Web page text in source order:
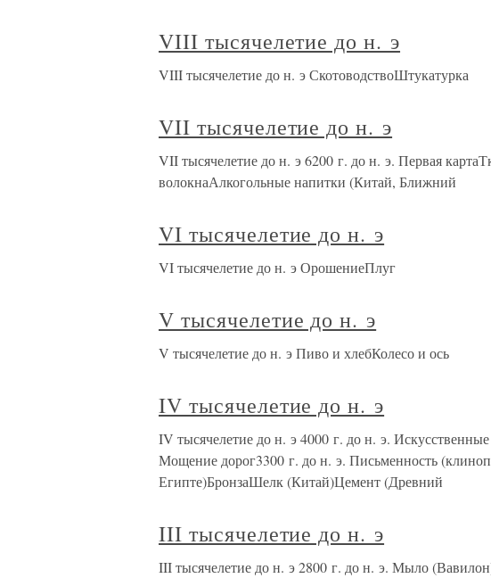
VIII тысячелетие до н. э
VIII тысячелетие до н. э СкотоводствоШтукатурка
VII тысячелетие до н. э
VII тысячелетие до н. э 6200 г. до н. э. Первая
волокнаАлкогольные напитки (Китай, Ближний
VI тысячелетие до н. э
VI тысячелетие до н. э ОрошениеПлуг
V тысячелетие до н. э
V тысячелетие до н. э Пиво и хлебКолесо и ось
IV тысячелетие до н. э
IV тысячелетие до н. э 4000 г. до н. э.
Мощение дорог3300 г. до н. э. Письменность
Египте)БронзаШелк (Китай)Цемент (Древний
III тысячелетие до н. э
III тысячелетие до н. э 2800 г. до н. э. Мыло